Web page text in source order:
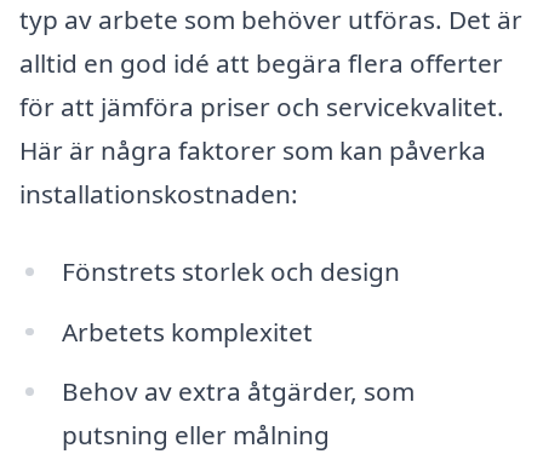
typ av arbete som behöver utföras. Det är
alltid en god idé att begära flera offerter
för att jämföra priser och servicekvalitet.
Här är några faktorer som kan påverka
installationskostnaden:
Fönstrets storlek och design
Arbetets komplexitet
Behov av extra åtgärder, som
putsning eller målning